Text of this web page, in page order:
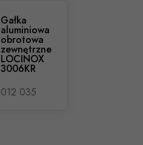
Gałka
aluminiowa
obrotowa
zewnętrzne
LOCINOX
3006KR
012 035